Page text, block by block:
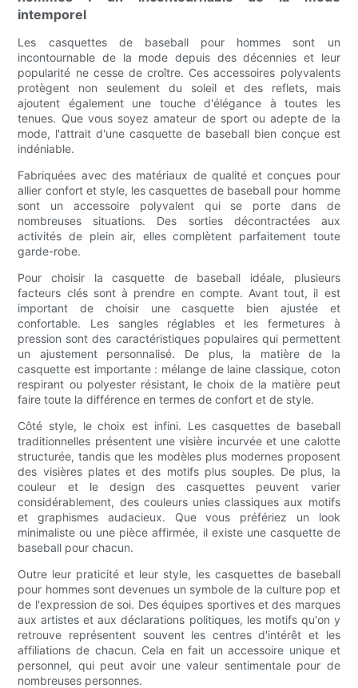
intemporel
Les casquettes de baseball pour hommes sont un
incontournable de la mode depuis des décennies et leur
popularité ne cesse de croître. Ces accessoires polyvalents
protègent non seulement du soleil et des reflets, mais
ajoutent également une touche d'élégance à toutes les
tenues. Que vous soyez amateur de sport ou adepte de la
mode, l'attrait d'une casquette de baseball bien conçue est
indéniable.
Fabriquées avec des matériaux de qualité et conçues pour
allier confort et style, les casquettes de baseball pour homme
sont un accessoire polyvalent qui se porte dans de
nombreuses situations. Des sorties décontractées aux
activités de plein air, elles complètent parfaitement toute
garde-robe.
Pour choisir la casquette de baseball idéale, plusieurs
facteurs clés sont à prendre en compte. Avant tout, il est
important de choisir une casquette bien ajustée et
confortable. Les sangles réglables et les fermetures à
pression sont des caractéristiques populaires qui permettent
un ajustement personnalisé. De plus, la matière de la
casquette est importante : mélange de laine classique, coton
respirant ou polyester résistant, le choix de la matière peut
faire toute la différence en termes de confort et de style.
Côté style, le choix est infini. Les casquettes de baseball
traditionnelles présentent une visière incurvée et une calotte
structurée, tandis que les modèles plus modernes proposent
des visières plates et des motifs plus souples. De plus, la
couleur et le design des casquettes peuvent varier
considérablement, des couleurs unies classiques aux motifs
et graphismes audacieux. Que vous préfériez un look
minimaliste ou une pièce affirmée, il existe une casquette de
baseball pour chacun.
Outre leur praticité et leur style, les casquettes de baseball
pour hommes sont devenues un symbole de la culture pop et
de l'expression de soi. Des équipes sportives et des marques
aux artistes et aux déclarations politiques, les motifs qu'on y
retrouve représentent souvent les centres d'intérêt et les
affiliations de chacun. Cela en fait un accessoire unique et
personnel, qui peut avoir une valeur sentimentale pour de
nombreuses personnes.